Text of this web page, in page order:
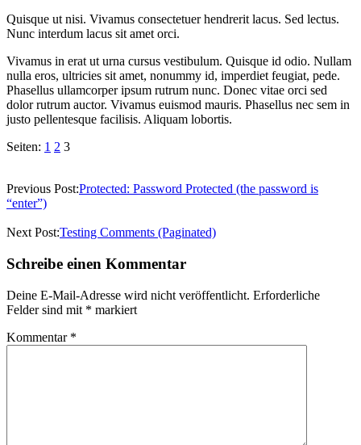
Quisque ut nisi. Vivamus consectetuer hendrerit lacus. Sed lectus.
Nunc interdum lacus sit amet orci.
Vivamus in erat ut urna cursus vestibulum. Quisque id odio. Nullam
nulla eros, ultricies sit amet, nonummy id, imperdiet feugiat, pede.
Phasellus ullamcorper ipsum rutrum nunc. Donec vitae orci sed
dolor rutrum auctor. Vivamus euismod mauris. Phasellus nec sem in
justo pellentesque facilisis. Aliquam lobortis.
Seiten: 1 2 3
07-
29
Previous Post:Protected: Password Protected (the password is
“enter”)
Next Post:Testing Comments (Paginated)
Schreibe einen Kommentar
Deine E-Mail-Adresse wird nicht veröffentlicht. Erforderliche
Felder sind mit * markiert
Kommentar *